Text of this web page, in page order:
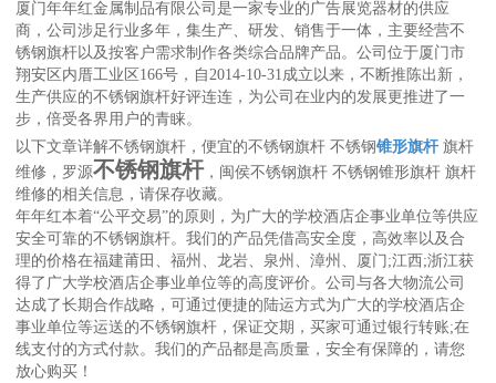
厦门年年红金属制品有限公司是一家专业的广告展览器材的供应
商，公司涉足行业多年，集生产、研发、销售于一体，主要经营不
锈钢旗杆以及按客户需求制作各类综合品牌产品。公司位于厦门市
翔安区内厝工业区166号，自2014-10-31成立以来，不断推陈出新，
生产供应的不锈钢旗杆好评连连，为公司在业内的发展更推进了一
步，倍受各界用户的青睐。
以下文章详解不锈钢旗杆，便宜的不锈钢旗杆 不锈钢锥形旗杆 旗杆
维修，罗源不锈钢旗杆，闽侯不锈钢旗杆 不锈钢锥形旗杆 旗杆
维修的相关信息，请保存收藏。
年年红本着“公平交易”的原则，为广大的学校酒店企事业单位等供应
安全可靠的不锈钢旗杆。我们的产品凭借高安全度，高效率以及合
理的价格在福建莆田、福州、龙岩、泉州、漳州、厦门;江西;浙江获
得了广大学校酒店企事业单位等的高度评价。公司与各大物流公司
达成了长期合作战略，可通过便捷的陆运方式为广大的学校酒店企
事业单位等运送的不锈钢旗杆，保证交期，买家可通过银行转账;在
线支付的方式付款。我们的产品都是高质量，安全有保障的，请您
放心购买！